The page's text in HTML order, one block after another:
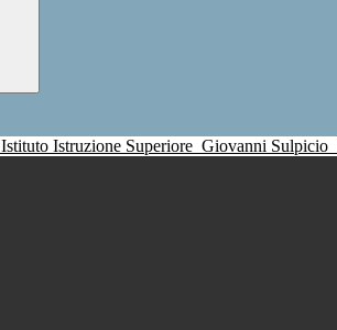
Istituto Istruzione Superiore Giovanni Sulpicio